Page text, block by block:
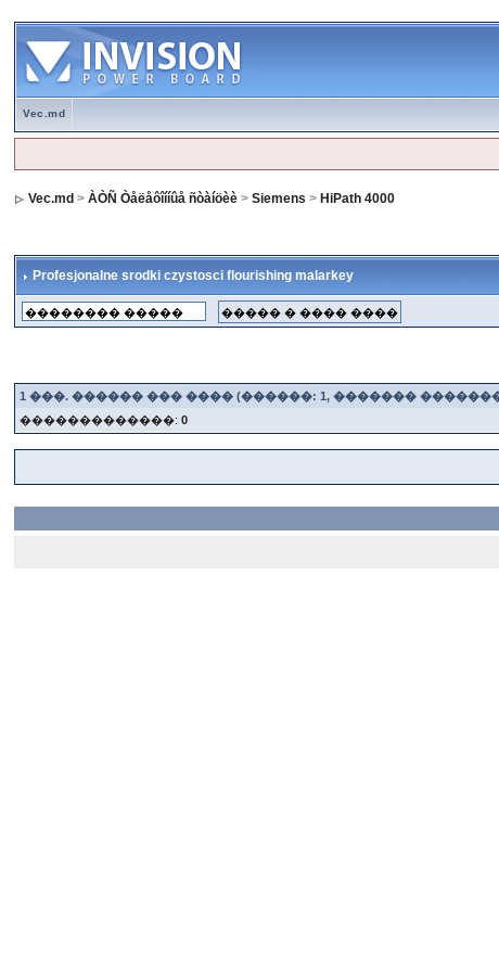
Vec.md
Vec.md >ÀÒÑ Òåëåôîííûå ñòàíöèè >Siemens > HiPath 4000
Profesjonalne srodki czystosci flourishing malarkey
1 ���. ������ ��� ���� (������: 1, �������
�������������:0